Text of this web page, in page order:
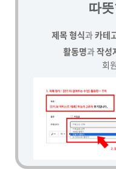
따
제목 형식과카테
활동명과작성
회